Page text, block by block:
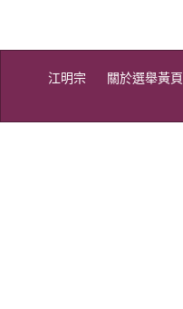
江明宗 關於選舉黃頁